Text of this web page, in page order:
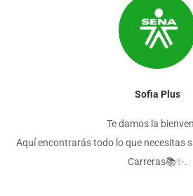
Sofia Plus
Te damos la
Aquí encontrarás todo lo que necesitas
Carreras📚✨.